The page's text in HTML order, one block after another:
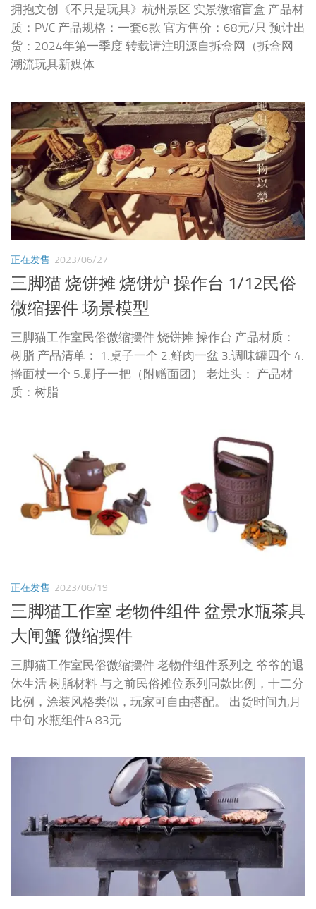
拥抱文创《不只是玩具》杭州景区 实景微缩盲盒 产品材
质：PVC 产品规格：一套6款 官方售价：68元/只 预计出
货：2024年第一季度 转载请注明源自拆盒网（拆盒网-
潮流玩具新媒体...
正在发售 2023/06/27
三脚猫 烧饼摊 烧饼炉 操作台 1/12民俗
微缩摆件 场景模型
三脚猫工作室民俗微缩摆件 烧饼摊 操作台 产品材质：
树脂 产品清单： 1.桌子一个 2.鲜肉一盆 3.调味罐四个 4.
擀面杖一个 5.刷子一把（附赠面团） 老灶头： 产品材
质：树脂...
正在发售 2023/06/19
三脚猫工作室 老物件组件 盆景水瓶茶具
大闸蟹 微缩摆件
三脚猫工作室民俗微缩摆件 老物件组件系列之 爷爷的退
休生活 树脂材料 与之前民俗摊位系列同款比例，十二分
比例，涂装风格类似，玩家可自由搭配。 出货时间九月
中旬 水瓶组件A 83元 ...